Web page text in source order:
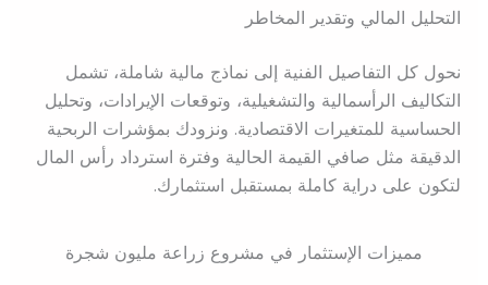
التحليل المالي وتقدير المخاطر
نحول كل التفاصيل الفنية إلى نماذج مالية شاملة، تشمل
التكاليف الرأسمالية والتشغيلية، وتوقعات الإيرادات، وتحليل
الحساسية للمتغيرات الاقتصادية. ونزودك بمؤشرات الربحية
الدقيقة مثل صافي القيمة الحالية وفترة استرداد رأس المال
لتكون على دراية كاملة بمستقبل استثمارك.
مميزات الإستثمار في مشروع زراعة مليون شجرة